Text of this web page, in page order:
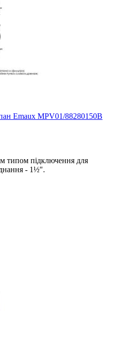
Emaux MPV01/88280150B
типом підключення для
- 1½".